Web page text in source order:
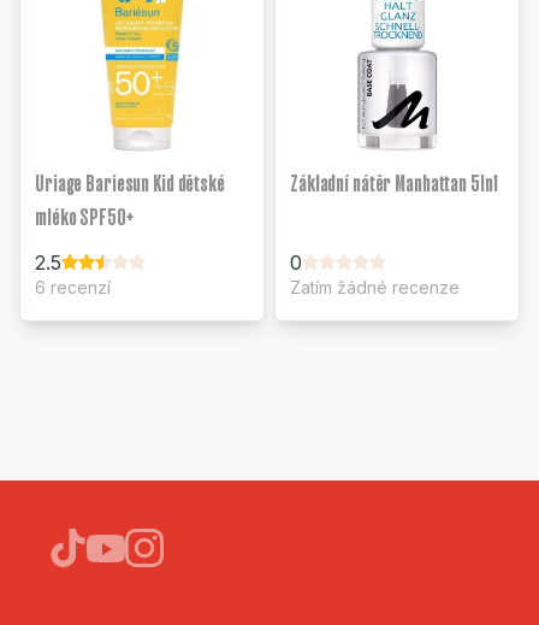
Uriage Bariesun Kid dětské
mléko SPF50+
2.5
6 recenzí
Základní nátěr Manhattan 5In1
0
Zatím žádné recenze